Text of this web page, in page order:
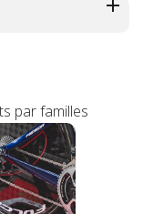
par familles